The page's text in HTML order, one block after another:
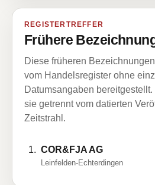
REGISTERTREFFER
Frühere
Diese früheren
vom Handelsregister ohne
Datumsangaben
sie getrennt vom datierten
Zeitstrahl.
COR&FJA AG
Leinfelden-Echterdingen